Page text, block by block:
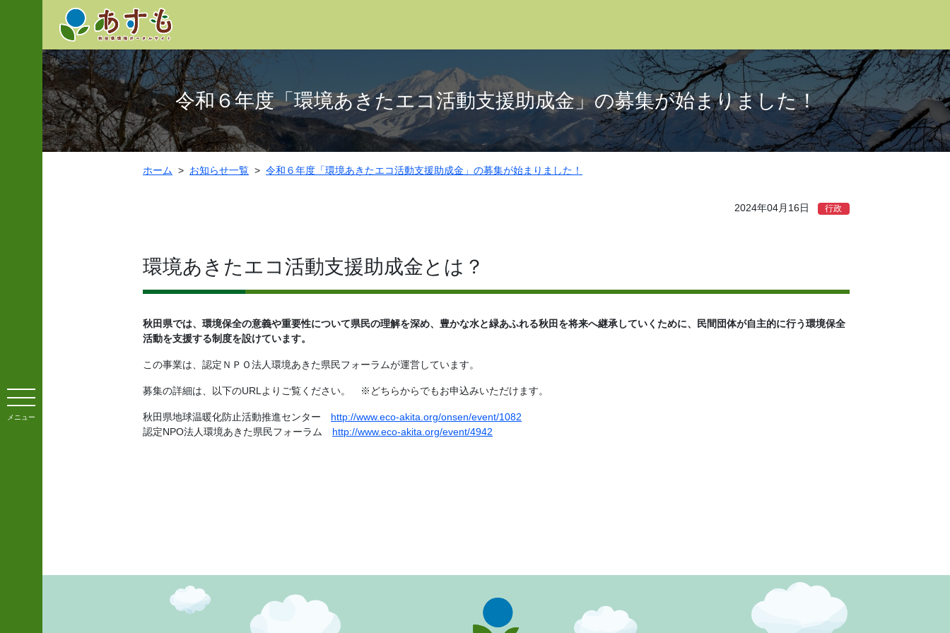
メニュー
令和６年度「環境あきたエコ活動支援助成金」の募集が始まりました！
ホーム お知らせ一覧 令和６年度「環境あきたエコ活動支援助成金」の募集が始まりました！
2024年04月16日 行政
環境あきたエコ活動支援助成金とは？
秋田県では、環境保全の意義や重要性について県民の理解を深め、豊かな水と緑あふれる秋田を将来へ継承していくために、民間団体が自主的に行う環境保全
活動を支援する制度を設けています。
この事業は、認定ＮＰＯ法人環境あきた県民フォーラムが運営しています。
募集の詳細は、以下のURLよりご覧ください。 ※どちらからでもお申込みいただけます。
秋田県地球温暖化防止活動推進センター http://www.eco-akita.org/onsen/event/1082
認定NPO法人環境あきた県民フォーラム http://www.eco-akita.org/event/4942